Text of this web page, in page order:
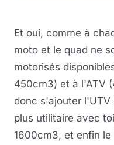
Et oui, comme à
moto et le quad ne
motorisés
450cm3) et à l'ATV
donc s'ajouter l'UTV
plus utilitaire avec
1600cm3, et enfin